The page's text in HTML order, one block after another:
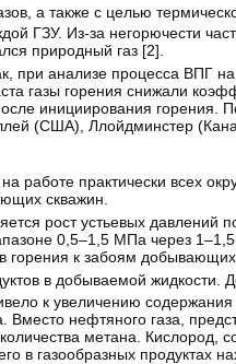
а также с целью
ГЗУ. Из-за негорючести
природный газ [2].
при анализе процесса
газы горения снижали
инициирования горения.
(США), Ллойдминстер
работе практически всех
скважин.
рост устьевых
0,5–1,5 МПа через
горения к забоям
в добываемой
к увеличению
Вместо нефтяного газа,
метана. Кислород,
в газообразных продуктах